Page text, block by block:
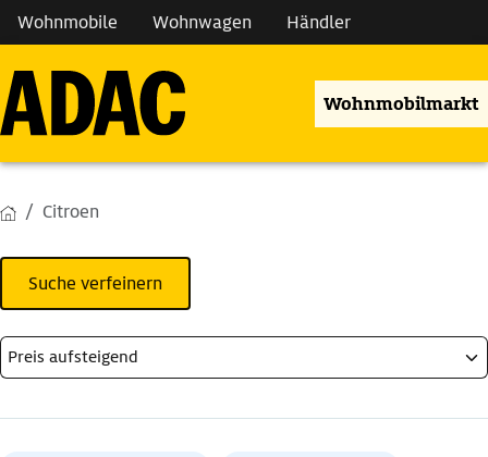
Wohnmobile Wohnwagen Händler
Wohnmobilmarkt
Citroen
Suche verfeinern